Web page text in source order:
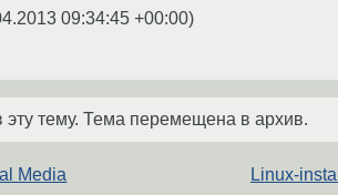
09:34:45 +00:00)
тему. Тема перемещена в архив.
Media Linux-install